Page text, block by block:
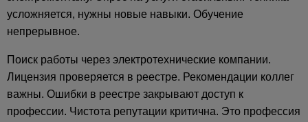
усложняется, нужны новые навыки. Обучение
непрерывное.
Поиск работы через электротехнические компании.
Лицензия проверяется в реестре. Рекомендации коллег
важны. Ошибки в реестре закрывают доступ к
профессии. Чистота репутации критична. Это профессия